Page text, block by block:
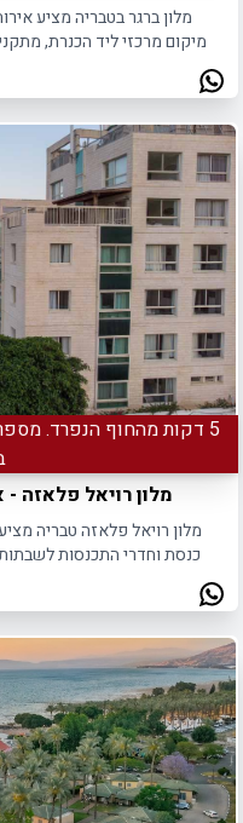
מיקום מרכזי ליד הכנרת,
5 דקות מהחוף הנפרד.
מלון רויאל פלאזה
כנסת וחדרי התכנסות